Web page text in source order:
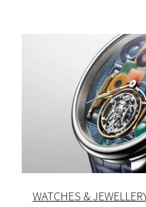
WATCHES &